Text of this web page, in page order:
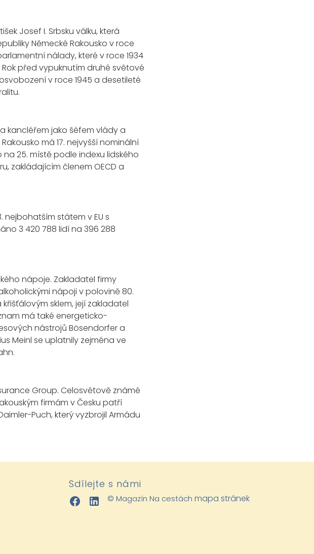
Josef I. Srbsku válku, která
Německé Rakousko v roce
nálady, které v roce 1934
před vypuknutím druhé světové
v roce 1945 a desetileté
kancléřem jako šéfem vlády a
má 17. nejvyšší nominální
25. místě podle indexu lidského
zakládajícím členem OECD a
nejbohatším státem v EU s
3 420 788 lidí na 396 288
nápoje. Zakladatel firmy
nápoji v polovině 80.
sklem, její zakladatel
má také energeticko-
nástrojů Bösendorfer a
Meinl se uplatnily zejména ve
Group. Celosvětově známé
firmám v Česku patří
Puch, který vyzbrojil Armádu
Sdílejte s námi
© Magazín Na cestách mapa stránek